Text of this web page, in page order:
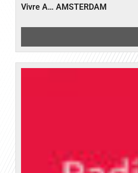
Vivre A… AMSTERDAM